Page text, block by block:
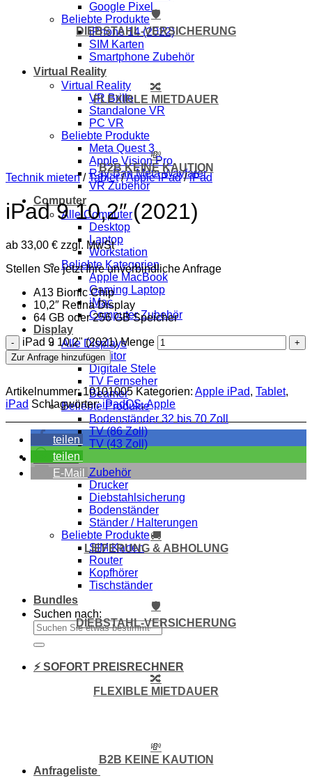
Google Pixel
Beliebte Produkte
iPhone 14 (2022)
SIM Karten
Smartphone Zubehör
Virtual Reality
Virtual Reality
VR Brille
Standalone VR
PC VR
Beliebte Produkte
Meta Quest 3
Apple Vision Pro
Ray-Ban Meta Wayfarer
VR Zubehör
Computer
Alle Computer
Desktop
Laptop
Workstation
Beliebte Kategorien
Apple MacBook
Gaming Laptop
iMac
Computer Zubehör
Display
Alle Displays
Monitor
Digitale Stele
TV Fernseher
Beamer
Beliebte Produkte
Bodenständer 32 bis 70 Zoll
TV (86 Zoll)
TV (43 Zoll)
Zubehör
Alles Zubehör
Drucker
Diebstahlsicherung
Bodenständer
Ständer / Halterungen
Beliebte Produkte
SIM Karten
Router
Kopfhörer
Tischständer
Bundles
Suchen nach:
⚡ SOFORT PREISRECHNER
Anfrageliste
🛡️
DIEBSTAHL-VERSICHERUNG
🔀
FLEXIBLE MIETDAUER
💸
B2B KEINE KAUTION
Technik mieten / Tablet /Apple iPad / iPad
iPad 9 10,2″ (2021)
ab 33,00 € zzgl. MwSt
Stellen Sie jetzt Ihre unverbindliche Anfrage
A13 Bionic Chip
10,2″ Retina Display
64 GB oder 256 GB Speicher
iPad 9 10,2" (2021) Menge
Zur Anfrage hinzufügen
Artikelnummer:10101005 Kategorien: Apple iPad, Tablet,
iPad Schlagwörter:iPadOS,Apple
teilen
teilen
E-Mail
🚚
LIEFERUNG & ABHOLUNG
🛡️
DIEBSTAHL-VERSICHERUNG
🔀
FLEXIBLE MIETDAUER
💸
B2B KEINE KAUTION